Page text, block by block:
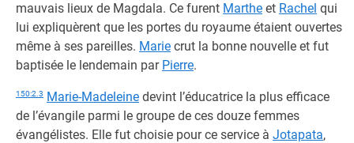
mauvais lieux de Magdala. Ce furent Marthe et Rachel qui
lui expliquèrent que les portes du royaume étaient ouvertes
même à ses pareilles. Marie crut la bonne nouvelle et fut
baptisée le lendemain par Pierre.
150:2.3 Marie-Madeleine devint l’éducatrice la plus efficace
de l’évangile parmi le groupe de ces douze femmes
évangélistes. Elle fut choisie pour ce service à Jotapata,